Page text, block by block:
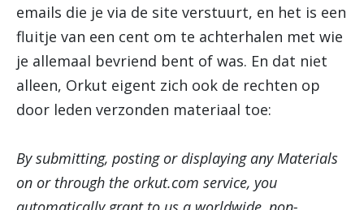
emails die je via de site verstuurt, en het is een
fluitje van een cent om te achterhalen met wie
je allemaal bevriend bent of was. En dat niet
alleen, Orkut eigent zich ook de rechten op
door leden verzonden materiaal toe:
By submitting, posting or displaying any Materials
on or through the orkut.com service, you